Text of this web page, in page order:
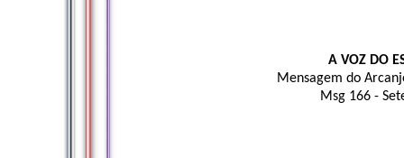
A VOZ DO
Mensagem do
Msg 166 -